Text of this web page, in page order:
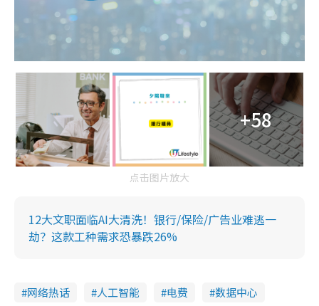
+58
点击图片放大
12大文职面临AI大清洗！银行/保险/广告业难逃一
劫？这款工种需求恐暴跌26%
网络热话 人工智能 电费
数据中心